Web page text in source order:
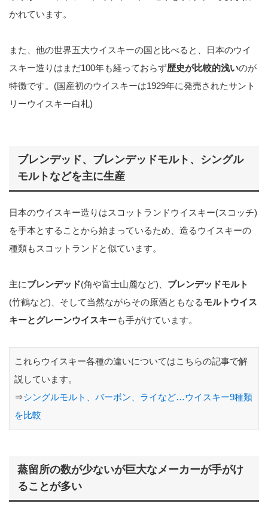
かれています。
また、他の世界五大ウイスキーの国と比べると、日本のウイ
スキー造りはまだ100年も経っておらず歴史が比較的浅いのが
特徴です。(国産初のウイスキーは1929年に発売されたサント
リーウイスキー白札)
ブレンデッド、ブレンデッドモルト、シングル
モルトなどを主に生産
日本のウイスキー造りはスコットランドウイスキー(スコッチ)
を手本とすることから始まっているため、造るウイスキーの
種類もスコットランドと似ています。
主にブレンデッド(角や富士山麓など)、 ブレンデッドモルト
(竹鶴など)、そして当然ながらその原酒ともなるモルトウイス
キーとグレーンウイスキーも手がけています。
これらウイスキー各種の違いについてはこちらの記事で解
説しています。
⇒シングルモルト、バーボン、ライなど…ウイスキー9種類
を比較
蒸留所の数が少ないが巨大なメーカーが手がけ
ることが多い